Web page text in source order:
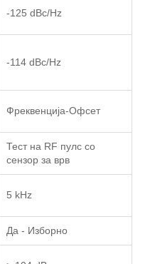
-125 dBc/Hz
-114 dBc/Hz
Фреквенција-Офсет
Тест на RF пулс со
сензор за врв
5 kHz
Да - Изборно